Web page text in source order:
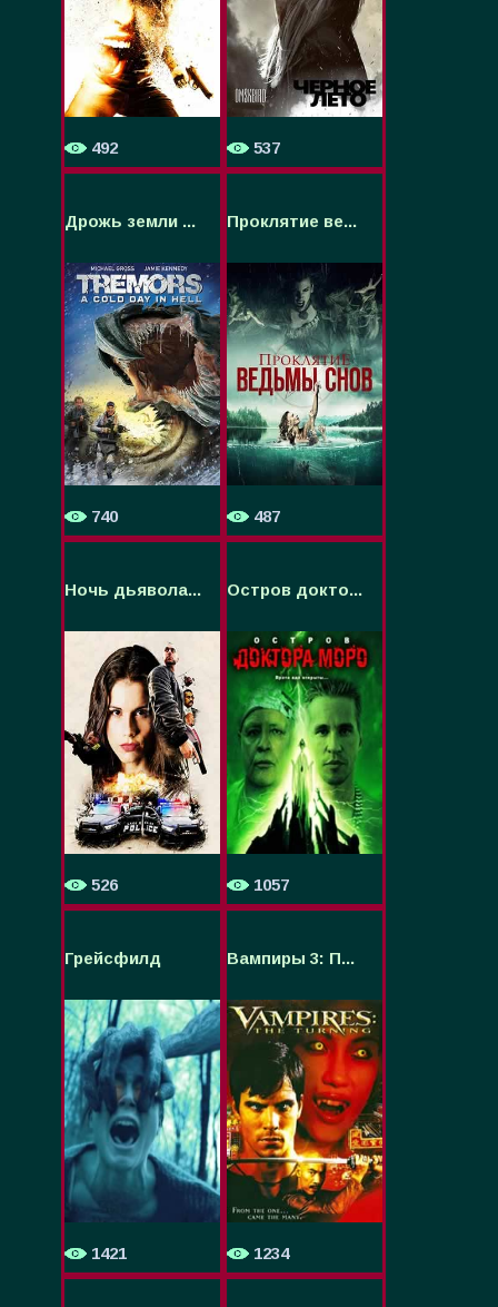
492 537
Дрожь земли ...
740
Проклятие ве...
487
Ночь дьявола...
526
Остров докто...
1057
Грейсфилд
1421
Вампиры 3: П...
1234